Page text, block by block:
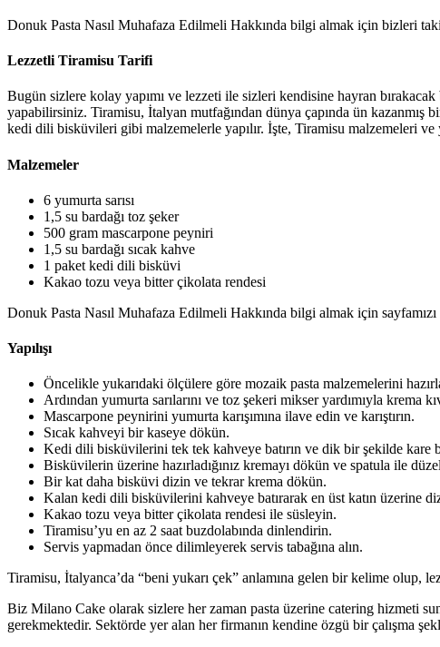
Donuk Pasta Nasıl Muhafaza Edilmeli Hakkında bilgi almak için bizleri
Lezzetli Tiramisu Tarifi
Bugün sizlere kolay yapımı ve lezzeti ile sizleri kendisine hayran
yapabilirsiniz. Tiramisu, İtalyan mutfağından dünya çapında ün kazanmış
kedi dili bisküvileri gibi malzemelerle yapılır. İşte, Tiramisu malzemeleri ve
Malzemeler
6 yumurta sarısı
1,5 su bardağı toz şeker
500 gram mascarpone peyniri
1,5 su bardağı sıcak kahve
1 paket kedi dili bisküvi
Kakao tozu veya bitter çikolata rendesi
Donuk Pasta Nasıl Muhafaza Edilmeli Hakkında bilgi almak için
Yapılışı
Öncelikle yukarıdaki ölçülere göre mozaik pasta malzemelerini
Ardından yumurta sarılarını ve toz şekeri mikser yardımıyla krema
Mascarpone peynirini yumurta karışımına ilave edin ve karıştırın.
Sıcak kahveyi bir kaseye dökün.
Kedi dili bisküvilerini tek tek kahveye batırın ve dik bir şekilde kare
Bisküvilerin üzerine hazırladığınız kremayı dökün ve spatula ile
Bir kat daha bisküvi dizin ve tekrar krema dökün.
Kalan kedi dili bisküvilerini kahveye batırarak en üst katın üzerine
Kakao tozu veya bitter çikolata rendesi ile süsleyin.
Tiramisu’yu en az 2 saat buzdolabında dinlendirin.
Servis yapmadan önce dilimleyerek servis tabağına alın.
Tiramisu, İtalyanca’da “beni yukarı çek” anlamına gelen bir kelime olup,
Biz Milano Cake olarak sizlere her zaman pasta üzerine catering hizmeti
gerekmektedir. Sektörde yer alan her firmanın kendine özgü bir çalışma